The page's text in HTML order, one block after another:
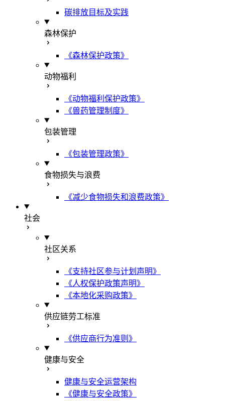
碳排放目标及实践
森林保护
《森林保护政策》
动物福利
《动物福利保护政策》
《兽药管理制度》
包装管理
《包装管理政策》
食物损失与浪费
《减少食物损失和浪费政策》
社会
社区关系
《支持社区参与计划声明》
《人权保护政策声明》
《本地化采购政策》
供应链劳工标准
《供应商行为准则》
健康与安全
健康与安全运营架构
《健康与安全政策》